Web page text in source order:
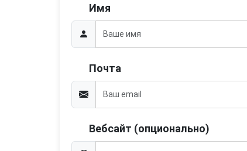
Имя
Почта
Вебсайт (опционально)